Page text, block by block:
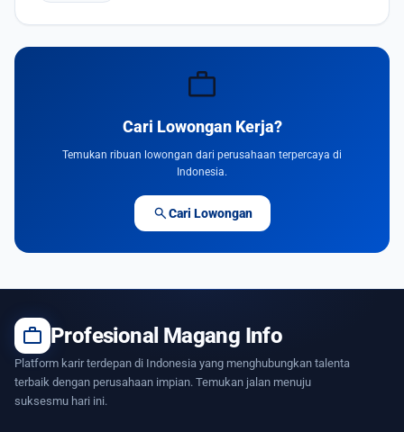
work
Cari Lowongan Kerja?
Temukan ribuan lowongan dari perusahaan terpercaya di
Indonesia.
searchCari Lowongan
work Profesional Magang Info
Platform karir terdepan di Indonesia yang menghubungkan talenta
terbaik dengan perusahaan impian. Temukan jalan menuju
suksesmu hari ini.